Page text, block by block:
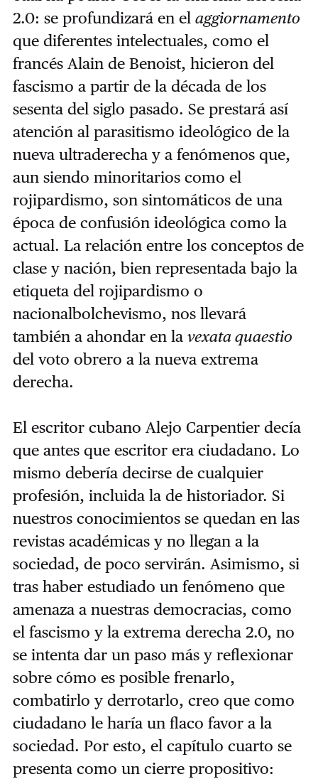
2.0: se profundizará en el aggiornamento
que diferentes intelectuales, como el
francés Alain de Benoist, hicieron del
fascismo a partir de la década de los
sesenta del siglo pasado. Se prestará así
atención al parasitismo ideológico de la
nueva ultraderecha y a fenómenos que,
aun siendo minoritarios como el
rojipardismo, son sintomáticos de una
época de confusión ideológica como la
actual. La relación entre los conceptos de
clase y nación, bien representada bajo la
etiqueta del rojipardismo o
nacionalbolchevismo, nos llevará
también a ahondar en la vexata quaestio
del voto obrero a la nueva extrema
derecha.
El escritor cubano Alejo Carpentier decía
que antes que escritor era ciudadano. Lo
mismo debería decirse de cualquier
profesión, incluida la de historiador. Si
nuestros conocimientos se quedan en las
revistas académicas y no llegan a la
sociedad, de poco servirán. Asimismo, si
tras haber estudiado un fenómeno que
amenaza a nuestras democracias, como
el fascismo y la extrema derecha 2.0, no
se intenta dar un paso más y reflexionar
sobre cómo es posible frenarlo,
combatirlo y derrotarlo, creo que como
ciudadano le haría un flaco favor a la
sociedad. Por esto, el capítulo cuarto se
presenta como un cierre propositivo: